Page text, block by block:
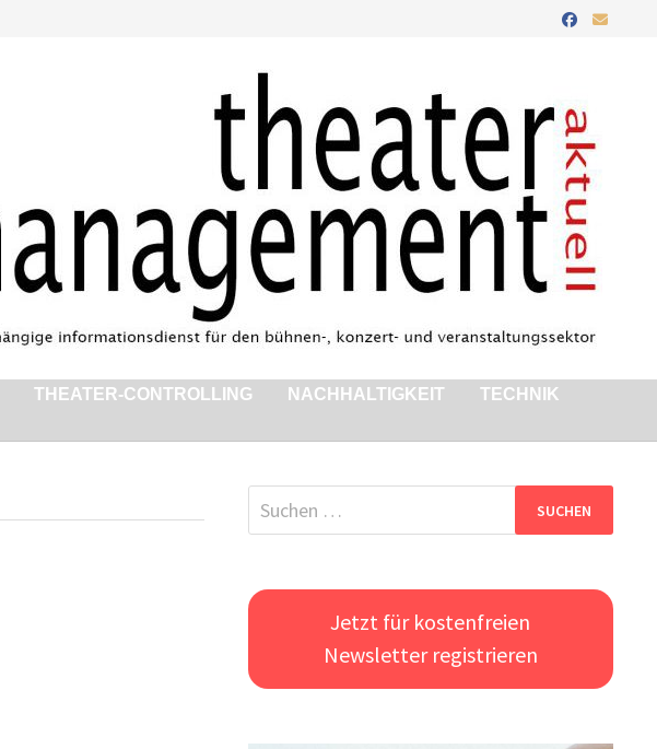
THEATER-CONTROLLING NACHHALTIGKEIT
TECHNIK
Suchen
nach:
Jetzt für kostenfreien
Newsletter registrieren